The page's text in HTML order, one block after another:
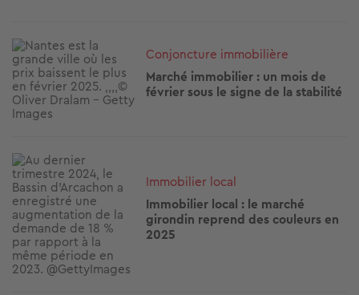
Image
Conjoncture immobilière
Marché immobilier : un mois de
février sous le signe de la stabilité
Image
Immobilier local
Immobilier local : le marché
girondin reprend des couleurs en
2025